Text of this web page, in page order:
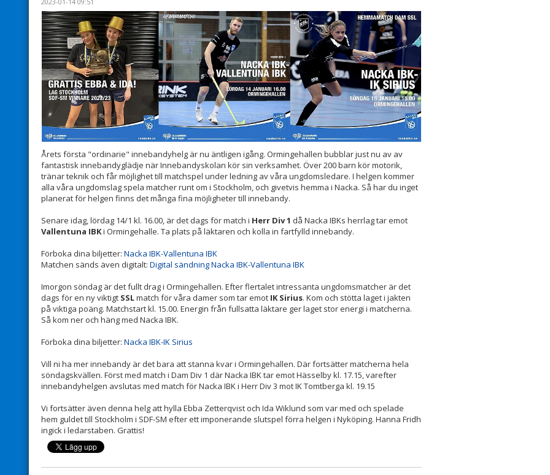
Årets första "ordinarie" innebandyhelg är nu äntligen igång. Ormingehallen bubblar just nu av av
fantastisk innebandyglädje när Innebandyskolan kör sin verksamhet. Över 200 barn kör motorik,
tränar teknik och får möjlighet till matchspel under ledning av våra ungdomsledare. I helgen kommer
alla våra ungdomslag spela matcher runt om i Stockholm, och givetvis hemma i Nacka. Så har du inget
planerat för helgen finns det många fina möjligheter till innebandy.
Senare idag, lördag 14/1 kl. 16.00, är det dags för match i Herr Div 1 då Nacka IBKs herrlag tar emot
Vallentuna IBKi Ormingehalle. Ta plats på läktaren och kolla in fartfylld innebandy.
Förboka dina biljetter: Nacka IBK-Vallentuna IBK
Matchen sänds även digitalt: Digital sändning Nacka IBK-Vallentuna IBK
Imorgon söndag är det fullt drag i Ormingehallen. Efter flertalet intressanta ungdomsmatcher är det
dags för en ny viktigt SSLmatch för våra damer som tar emot IK Sirius. Kom och stötta laget i jakten
på viktiga poäng. Matchstart kl. 15.00. Energin från fullsatta läktare ger laget stor energi i matcherna.
Så kom ner och häng med Nacka IBK.
Förboka dina biljetter: Nacka IBK-IK Sirius
Vill ni ha mer innebandy är det bara att stanna kvar i Ormingehallen. Där fortsätter matcherna hela
söndagskvällen. Först med match i Dam Div 1 där Nacka IBK tar emot Hässelby kl. 17.15, varefter
innebandyhelgen avslutas med match för Nacka IBK i Herr Div 3 mot IK Tomtberga kl. 19.15
Vi fortsätter även denna helg att hylla Ebba Zetterqvist och Ida Wiklund som var med och spelade
hem guldet till Stockholm i SDF-SM efter ett imponerande slutspel förra helgen i Nyköping. Hanna Fridh
ingick i ledarstaben. Grattis!